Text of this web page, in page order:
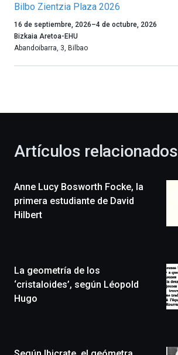
Bilbo Zientzia Plaza 2026
Un
año
más,
celebración
novena
edición
de
un
festival
que
llenará
monólogos,
16 de septiembre, 2026–4 de octubre, 2026
Bizkaia Aretoa-EHU
Abandoibarra, 3, Bilbao
Artículos relacionados
Anne Lucy Bosworth Focke, la
primera estudiante de David
Hilbert
La geometría de los
‘cristaloides’, según Léopold
Hugo